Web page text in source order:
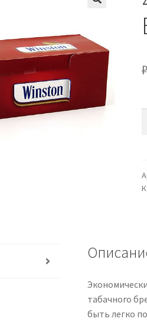
₽
табачного
быть легко